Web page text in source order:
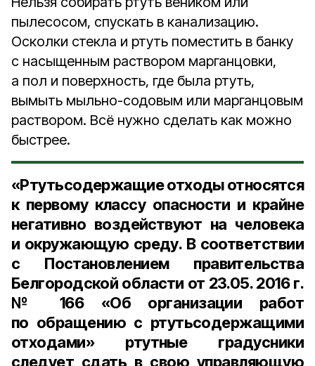
пылесосом, спускать в канализацию.
Осколки стекла и ртуть поместить в банку
с насыщенным раствором марганцовки,
а пол и поверхность, где была ртуть,
вымыть мыльно-содовым или марганцовым
раствором. Всё нужно сделать как можно
быстрее.
«Ртутьсодержащие отходы относятся
к первому классу опасности и крайне
негативно воздействуют на человека
и окружающую среду. В соответствии
с Постановлением правительства
Белгородской области от 23.05. 2016 г.
№ 166 «Об организации работ
по обращению с ртутьсодержащими
отходами» ртутные градусники
следует сдать в свою управляющую